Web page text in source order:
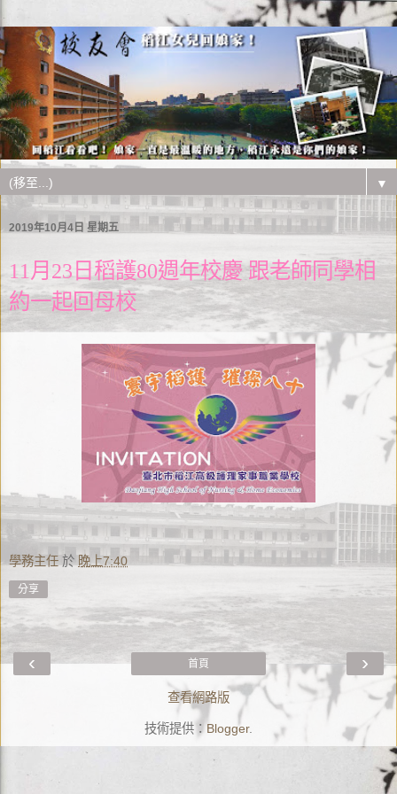
▼
2019年10月4日 星期五
11月23日稻護80週年校慶 跟老師同學相
約一起回母校
學務主任 於 晚上7:40
分享
‹ ›
首頁
查看網路版
技術提供： Blogger.